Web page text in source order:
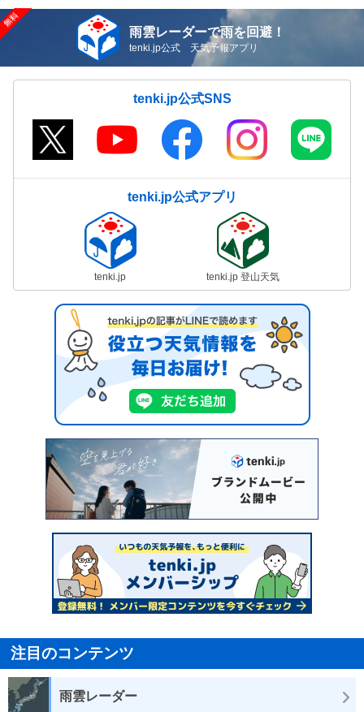
雨雲レーダーで雨を回避！
tenki.jp公式 天気予報アプリ
tenki.jp公式SNS
tenki.jp公式アプリ
tenki.jp tenki.jp 登山天気
注目のコンテンツ
雨雲レーダー